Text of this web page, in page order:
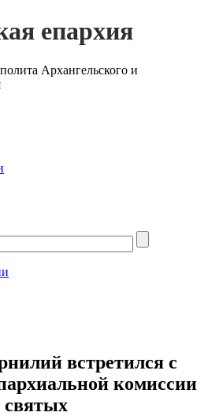
епархия
Архангельского и
встретился с
комиссии
святых